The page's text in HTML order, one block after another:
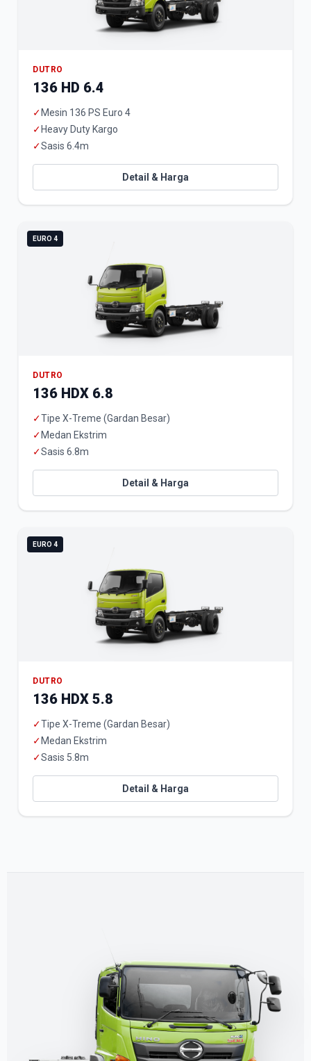
DUTRO
136 HD 6.4
✓ Mesin 136 PS Euro 4
✓ Heavy Duty Kargo
✓Sasis 6.4m
Detail & Harga
EURO 4
DUTRO
136 HDX 6.8
✓Tipe X-Treme (Gardan Besar)
✓ Medan Ekstrim
✓Sasis 6.8m
Detail & Harga
EURO 4
DUTRO
136 HDX 5.8
✓Tipe X-Treme (Gardan Besar)
✓ Medan Ekstrim
✓Sasis 5.8m
Detail & Harga